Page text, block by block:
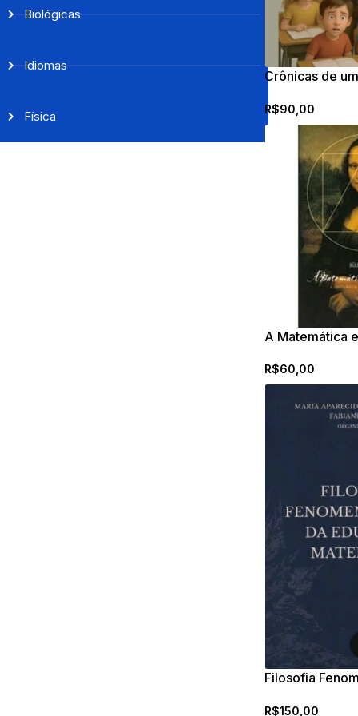
Biológicas
Idiomas
Física
Crônicas de
R$90,00
A Matemática
R$60,00
Filosofia
R$150,00